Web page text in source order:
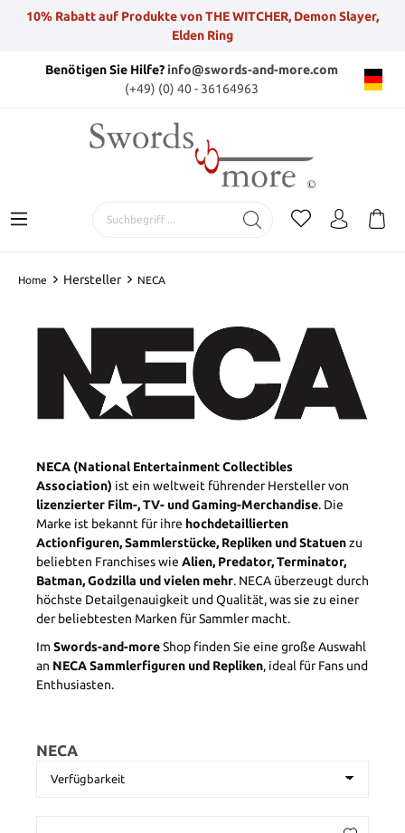
10% Rabatt auf Produkte von THE WITCHER, Demon Slayer,
Elden Ring
Benötigen Sie Hilfe?info@swords-and-more.com
(+49) (0) 40 - 36164963
Home Hersteller NECA
NECA (National Entertainment Collectibles
Association) ist ein weltweit führender Hersteller von
lizenzierter Film-, TV- und Gaming-Merchandise. Die
Marke ist bekannt für ihre hochdetaillierten
Actionfiguren, Sammlerstücke, Repliken und Statuenzu
beliebten Franchises wie Alien, Predator, Terminator,
Batman, Godzilla und vielen mehr. NECA überzeugt durch
höchste Detailgenauigkeit und Qualität, was sie zu einer
der beliebtesten Marken für Sammler macht.
Im Swords-and-moreShop finden Sie eine große Auswahl
an NECA Sammlerfiguren und Repliken, ideal für Fans und
Enthusiasten.
NECA